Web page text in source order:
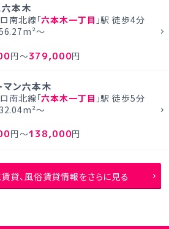
六本木
南北線「六本木一丁目 」駅 徒歩4分
～
円～379,000円
マン六本木
南北線「六本木一丁目 」駅 徒歩5分
～
円～138,000円
貸、風俗賃貸情報をさらに見る